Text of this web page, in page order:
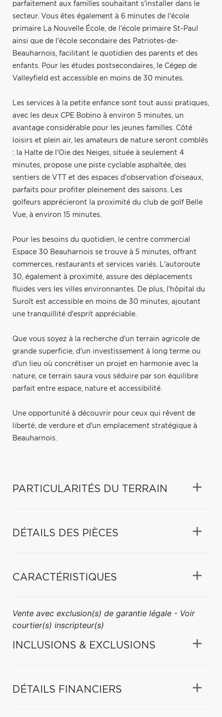
parfaitement aux familles souhaitant s'installer dans le
secteur. Vous êtes également à 6 minutes de l'école
primaire La Nouvelle École, de l'école primaire St-Paul
ainsi que de l'école secondaire des Patriotes-de-
Beauharnois, facilitant le quotidien des parents et des
enfants. Pour les études postsecondaires, le Cégep de
Valleyfield est accessible en moins de 30 minutes.
Les services à la petite enfance sont tout aussi pratiques,
avec les deux CPE Bobino à environ 5 minutes, un
avantage considérable pour les jeunes familles. Côté
loisirs et plein air, les amateurs de nature seront comblés
: la Halte de l'Oie des Neiges, située à seulement 4
minutes, propose une piste cyclable asphaltée, des
sentiers de VTT et des espaces d'observation d'oiseaux,
parfaits pour profiter pleinement des saisons. Les
golfeurs apprécieront la proximité du club de golf Belle
Vue, à environ 15 minutes.
Pour les besoins du quotidien, le centre commercial
Espace 30 Beauharnois se trouve à 5 minutes, offrant
commerces, restaurants et services variés. L'autoroute
30, également à proximité, assure des déplacements
fluides vers les villes environnantes. De plus, l'hôpital du
Suroît est accessible en moins de 30 minutes, ajoutant
une tranquillité d'esprit appréciable.
Que vous soyez à la recherche d'un terrain agricole de
grande superficie, d'un investissement à long terme ou
d'un lieu où concrétiser un projet en harmonie avec la
nature, ce terrain saura vous séduire par son équilibre
parfait entre espace, nature et accessibilité.
Une opportunité à découvrir pour ceux qui rêvent de
liberté, de verdure et d'un emplacement stratégique à
Beauharnois.
PARTICULARITÉS DU TERRAIN
DÉTAILS DES PIÈCES
CARACTÉRISTIQUES
Vente avec exclusion(s) de garantie légale - Voir
courtier(s) inscripteur(s)
INCLUSIONS & EXCLUSIONS
DÉTAILS FINANCIERS